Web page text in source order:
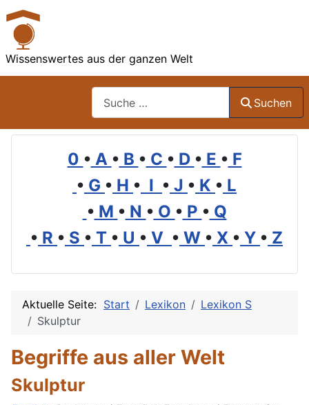
Wissenswertes aus der ganzen Welt
Suchen
0 • A • B • C • D • E • F
• G • H • I • J • K • L
• M • N • O • P • Q
• R • S • T • U • V • W • X • Y • Z
Aktuelle Seite: Start Lexikon
Lexikon S
Skulptur
Begriffe aus aller Welt
Skulptur